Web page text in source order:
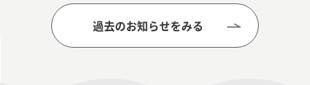
過去のお知らせをみる